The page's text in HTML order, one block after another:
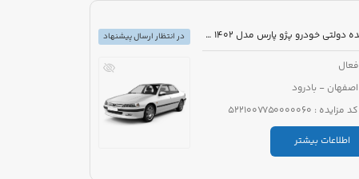
مزایده دولتی خودرو پژو پارس مدل 1402 رنگ سفید
فعال
اصفهان - بادرود
کد مزایده : 5221007750000060
اطلاعات بیشتر
در انتظار ارسال پیشنهاد